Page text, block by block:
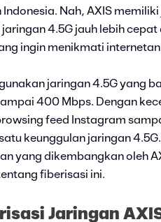
Nah, AXIS
4.5G jauh lebih
ingin menikmati
jaringan 4.5G yang
400 Mbps. Dengan
feed Instagram
keunggulan jaringan
yang dikembangkan oleh
fiberisasi ini.
Jaringan